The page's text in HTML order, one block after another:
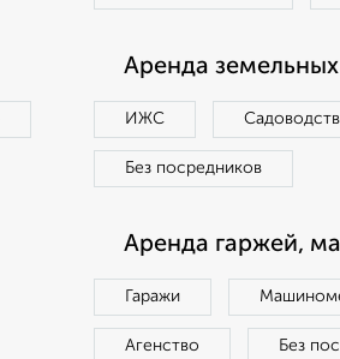
Аренда земельных
ИЖС
Без посредников
Аренда гаржей,
Гаражи
Агенство Без